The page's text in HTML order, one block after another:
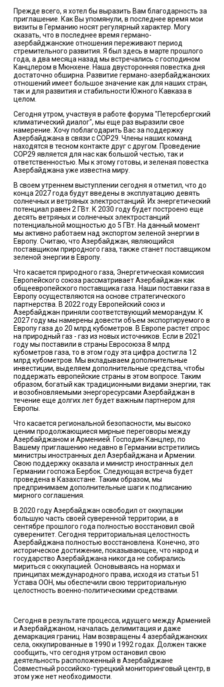
Прежде всего, я хотел бы выразить Вам благодарность за
приглашение. Как Вы упомянули, в последнее время мои
визиты в Германию носят регулярный характер. Могу
сказать, что в последнее время германо-
азербайджанские отношения переживают период
стремительного развития. Я был здесь в марте прошлого
года, а два месяца назад мы встречались с господином
Канцлером в Мюнхене. Наша двусторонняя повестка дня
достаточно обширна. Развитие германо-азербайджанских
отношений имеет большое значение как для наших стран,
так и для развития и стабильности Южного Кавказа в
целом.
Сегодня утром, участвуя в работе форума "Петерсбергский
климатический диалог", мы еще раз выразили свое
намерение. Хочу поблагодарить Вас за поддержку
Азербайджана в связи с COP29. Члены наших команд
находятся в тесном контакте друг с другом. Проведение
СОР29 является для нас как большой честью, так и
ответственностью. Мы к этому готовы, и зеленая повестка
Азербайджана уже известна миру.
В своем утреннем выступлении сегодня я отметил, что до
конца 2027 года будут введены в эксплуатацию девять
солнечных и ветряных электростанций. Их энергетический
потенциал равен 2 ГВт. К 2030 году будет построено еще
десять ветряных и солнечных электростанций
потенциальной мощностью до 5 ГВт. На данный момент
мы активно работаем над экспортом зеленой энергии в
Европу. Считаю, что Азербайджан, являющийся
поставщиком природного газа, также станет поставщиком
зеленой энергии в Европу.
Что касается природного газа, Энергетическая комиссия
Европейского союза рассматривает Азербайджан как
общеевропейского поставщика газа. Наши поставки газа в
Европу осуществляются на основе стратегического
партнерства. В 2022 году Европейский союз и
Азербайджан приняли соответствующий меморандум. К
2027 году мы намерены довести объем экспортируемого в
Европу газа до 20 млрд кубометров. В Европе растет спрос
на природный газ - газ из новых источников. Если в 2021
году мы поставили в страны Евросоюза 8 млрд
кубометров газа, то в этом году эта цифра достигла 12
млрд кубометров. Мы вкладываем дополнительные
инвестиции, выделяем дополнительные средства, чтобы
поддержать европейские страны в этом вопросе. Таким
образом, богатый как традиционными видами энергии, так
и возобновляемыми энергоресурсами Азербайджан в
течение еще долгих лет будет важным партнером для
Европы.
Что касается региональной безопасности, мы высоко
ценим продолжающиеся мирные переговоры между
Азербайджаном и Арменией. Господин Канцлер, по
Вашему приглашению недавно в Германии встретились
министры иностранных дел Азербайджана и Армении.
Свою поддержку оказала и министр иностранных дел
Германии госпожа Бербок. Следующая встреча будет
проведена в Казахстане. Таким образом, мы
предпринимаем дополнительные шаги к подписанию
мирного соглашения.
В 2020 году Азербайджан освободил от оккупации
большую часть своей суверенной территории, а в
сентябре прошлого года полностью восстановил свой
суверенитет. Сегодня территориальная целостность
Азербайджана полностью восстановлена. Конечно, это
историческое достижение, показывающее, что народ и
государство Азербайджана никогда не собирались
мириться с оккупацией. Основываясь на нормах и
принципах международного права, исходя из статьи 51
Устава ООН, мы обеспечили свою территориальную
целостность военно-политическими средствами.
Сегодня в результате процесса, идущего между Арменией
и Азербайджаном, началась делимитация и даже
демаркация границ. Нам возвращены 4 азербайджанских
села, оккупированные в 1990 и 1992 годах. Должен также
сообщить, что сегодня утром остановил свою
деятельность расположенный в Азербайджане
Совместный российско-турецкий мониторинговый центр, в
этом уже нет необходимости.